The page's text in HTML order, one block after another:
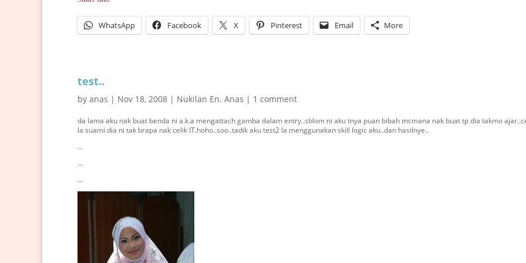
WhatsApp Facebook X Pinterest Email More
test..
by anas | Nov 18, 2008 | Nukilan En. Anas | 1 comment
da lama aku nak buat benda ni a.k.a mengattach gamba dalam entry..sblom ni aku tnya puan bibah mcmana nak buat tp dia takmo
la suami dia ni tak brapa nak celik IT.hoho..soo..tadik aku test2 la menggunakan skill logic aku..dan hasilnye..
…
…
…